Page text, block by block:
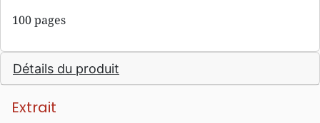
100 pages
Détails du produit
Extrait